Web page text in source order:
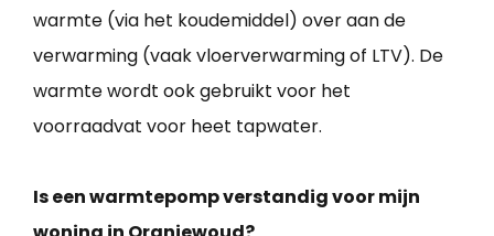
warmte (via het koudemiddel) over aan de
verwarming (vaak vloerverwarming of LTV). De
warmte wordt ook gebruikt voor het
voorraadvat voor heet tapwater.
Is een warmtepomp verstandig voor mijn